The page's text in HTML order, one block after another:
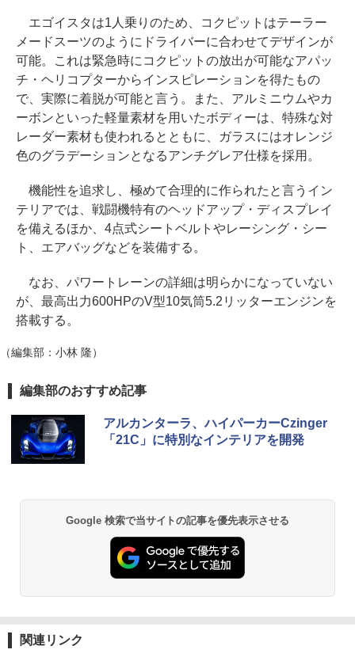
エゴイスタは1人乗りのため、コクピットはテーラー
メードスーツのようにドライバーに合わせてデザインが
可能。これは緊急時にコクピットの放出が可能なアパッ
チ・ヘリコプターからインスピレーションを得たもの
で、実際に着脱が可能と言う。また、アルミニウムやカ
ーボンといった軽量素材を用いたボディーは、特殊な対
レーダー素材も使われるとともに、ガラスにはオレンジ
色のグラデーションとなるアンチグレア仕様を採用。
機能性を追求し、極めて合理的に作られたと言うイン
テリアでは、戦闘機特有のヘッドアップ・ディスプレイ
を備えるほか、4点式シートベルトやレーシング・シー
ト、エアバッグなどを装備する。
なお、パワートレーンの詳細は明らかになっていない
が、最高出力600HPのV型10気筒5.2リッターエンジンを
搭載する。
（編集部：小林 隆）
編集部のおすすめ記事
アルカンターラ、ハイパーカーCzinger
「21C」に特別なインテリアを開発
Google 検索で当サイトの記事を優先表示させる
関連リンク